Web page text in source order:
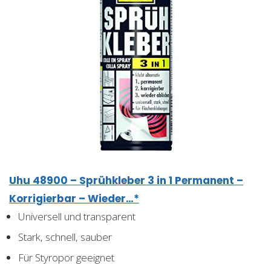
Uhu 48900 – Sprühkleber 3 in 1 Permanent –
Korrigierbar – Wieder…*
Universell und transparent
Stark, schnell, sauber
Für Styropor geeignet